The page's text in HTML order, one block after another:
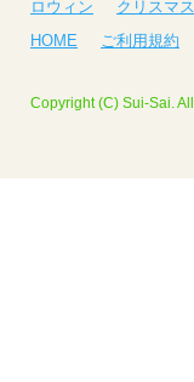
ロウィン クリスマス
HOME
ご利用規約
Copyright (C) Sui-Sai.